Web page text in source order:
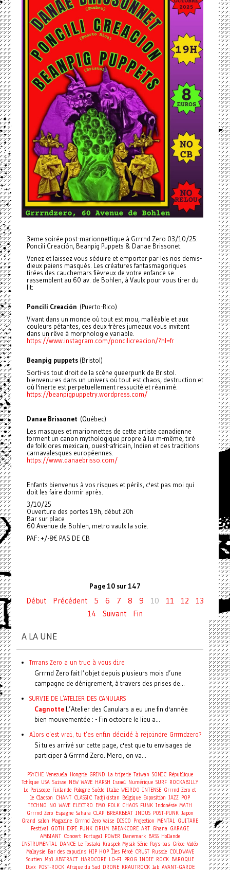
3eme soirée post-marionnettique à Grrrnd Zero 03/10/25:
Poncili Creación, Beanpig Puppets & Danae Brissonet.
Venez et laissez vous séduire et emporter par les nos demis-
dieux paiens masqués. Les créatures fantasmagoriques
tirées des cauchemars fièvreux de votre enfance se
rassemblent au 60 av. de Bohlen, à Vaulx pour vous tirer du
lit:
Poncili Creación (Puerto-Rico)
Vivant dans un monde où tout est mou, malléable et aux
couleurs pétantes, ces deux frères jumeaux vous invitent
dans un rêve à morphologie variable.
https://www.instagram.com/poncilicreacion/?hl=fr
Beanpig puppets (Bristol)
Sorti-es tout droit de la scène queerpunk de Bristol.
bienvenu-es dans un univers où tout est chaos, destruction et
où l'inerte est perpetuellement ressucité et réanimé.
https://beanpigpuppetry.wordpress.com/
Danae Brissonet (Québec)
Les masques et marionnettes de cette artiste canadienne
forment un canon mythologique propre à lui m-même, tiré
de folklores mexicain, ouest-africain, Indien et des traditions
carnavalesques européennes.
https://www.danaebrisso.com/
Enfants bienvenus à vos risques et périls, c'est pas moi qui
doit les faire dormir après.
3/10/25
Ouverture des portes 19h, début 20h
Bar sur place
60 Avenue de Bohlen, metro vaulx la soie.
PAF: +/-8€ PAS DE CB
Page 10 sur 147
Début Précédent 5 6 7 8 9 10 11 12
13
14
Suivant Fin
A LA UNE
Trrrans Zero a un truc à vous dire
Grrrnd Zero fait l’objet depuis plusieurs mois d’une
campagne de dénigrement, à travers des prises de...
SURVIE DE L'ATELIER DES CANULARS
CagnotteL’Atelier des Canulars a eu une fin d'année
bien mouvementée : - Fin octobre le lieu a...
Alors c'est vrai, tu t'es enfin décidé à rejoindre Grrrndzero?
Si tu es arrivé sur cette page, c'est que tu envisages de
participer à Grrrnd Zero. Merci, on va...
PSYCHE Venezuela Hongrie GRIND La triperie Taiwan SONIC République
Tchèque USA Suisse NEW WAVE HARSH Israel Numérique SURF ROCKABILLY
Le Periscope Finlande Pologne Suède Italie WEIRDO INTENSE Grrrnd Zero et
le Clacson CHANT CLASSIC Tadjikistan Belgique Exposition JAZZ POP
TECHNO NO WAVE ELECTRO EMO FOLK CHAOS FUNK Indonésie MATH
Grrrnd Zero Espagne Sahara CLAP BREAKBEAT INDUS POST-PUNK Japon
Grand salon Magazine Grrrnd Zero Vaise DISCO Projection MENTAL GUITARE
Festival GOTH EXPE PUNK DRUM BREAKCORE ART Ghana GARAGE
AMBIANT Concert Portugal POWER Danemark BASS Hollande
INSTRUMENTAL DANCE Le Tostaki Kraspek Mysik Série Pays-bas Grèce Vidéo
Malaysie Bar des capucins HIP HOP Îles Féroé CRUST Russie COLDWAVE
Soutien Mp3 ABSTRACT HARDCORE LO-FI PROG INDIE ROCK BAROQUE
Divx POST-ROCK Afrique du Sud DRONE KRAUTROCK lab AVANT-GARDE